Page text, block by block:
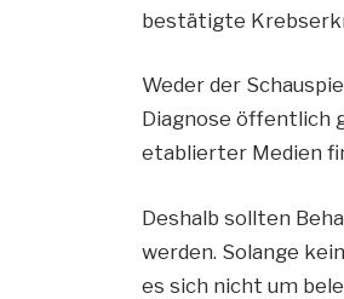
bestätigte
Weder der
Diagnose öffentlich
etablierter Medien
Deshalb sollten
werden. Solange
es sich nicht um